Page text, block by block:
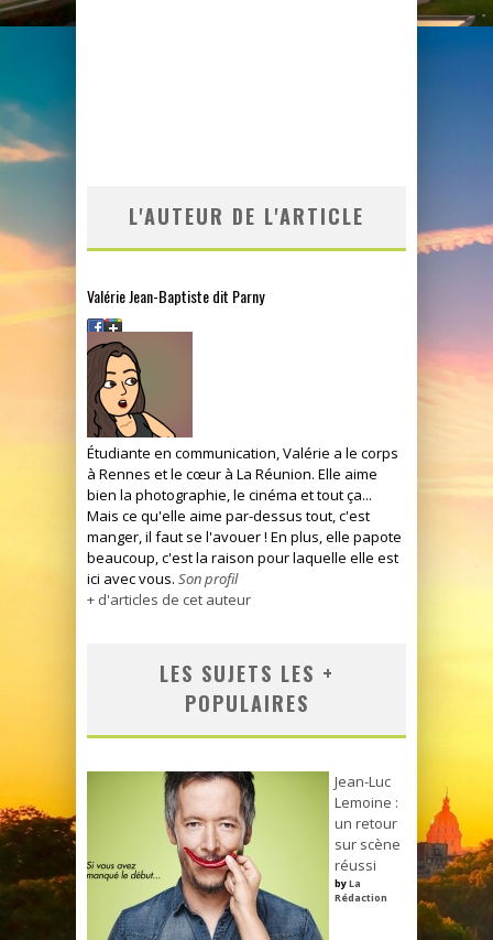
L'AUTEUR DE L'ARTICLE
Valérie Jean-Baptiste dit Parny
Étudiante en communication, Valérie a le corps
à Rennes et le cœur à La Réunion. Elle aime
bien la photographie, le cinéma et tout ça...
Mais ce qu'elle aime par-dessus tout, c'est
manger, il faut se l'avouer ! En plus, elle papote
beaucoup, c'est la raison pour laquelle elle est
ici avec vous. Son profil
+ d'articles de cet auteur
LES SUJETS LES +
POPULAIRES
Jean-Luc
Lemoine :
un retour
sur scène
réussi
byLa
Rédaction